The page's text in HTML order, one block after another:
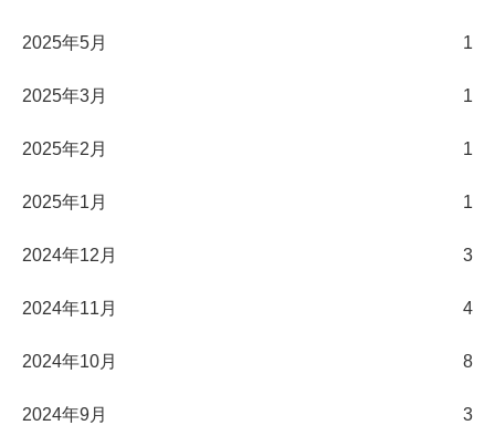
2025年5月 1
2025年3月 1
2025年2月 1
2025年1月 1
2024年12月 3
2024年11月 4
2024年10月 8
2024年9月 3